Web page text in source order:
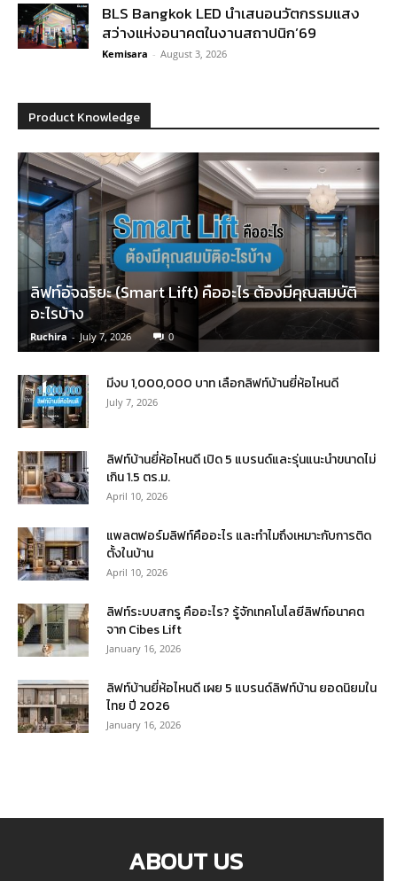
BLS Bangkok LED นำเสนอนวัตกรรมแสง
สว่างแห่งอนาคตในงานสถาปนิก’69
Kemisara - August 3, 2026
Product Knowledge
ลิฟท์อัจฉริยะ (Smart Lift) คืออะไร ต้องมีคุณสมบัติ
อะไรบ้าง
Ruchira - July 7, 2026 0
มีงบ 1,000,000 บาท เลือกลิฟท์บ้านยี่ห้อไหนดี
July 7, 2026
ลิฟท์บ้านยี่ห้อไหนดี เปิด 5 แบรนด์และรุ่นแนะนำขนาดไม่
เกิน 1.5 ตร.ม.
April 10, 2026
แพลตฟอร์มลิฟท์คืออะไร และทำไมถึงเหมาะกับการติด
ตั้งในบ้าน
April 10, 2026
ลิฟท์ระบบสกรู คืออะไร? รู้จักเทคโนโลยีลิฟท์อนาคต
จาก Cibes Lift
January 16, 2026
ลิฟท์บ้านยี่ห้อไหนดี เผย 5 แบรนด์ลิฟท์บ้าน ยอดนิยมใน
ไทย ปี 2026
January 16, 2026
ABOUT US